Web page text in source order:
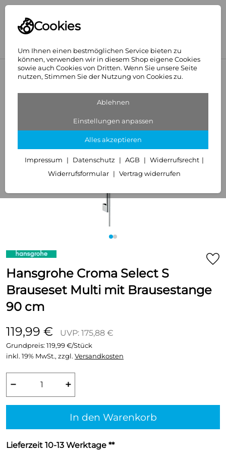
Cookies
Um Ihnen einen bestmöglichen Service bieten zu
können, verwenden wir in diesem Shop eigene Cookies
sowie auch Cookies von Dritten. Wenn Sie unsere Seite
nutzen, Stimmen Sie der Nutzung von Cookies zu.
Ablehnen
Einstellungen anpassen
Alles akzeptieren
Impressum Datenschutz AGB
Widerrufsrecht
Widerrufsformular
Vertrag widerrufen
Hansgrohe
Hansgrohe Croma Select S
Brauseset Multi mit Brausestange
90 cm
119,99 €
UVP: 175,88 €
Grundpreis: 119,99 €/Stück
inkl. 19% MwSt., zzgl. Versandkosten
− +
In den Warenkorb
Lieferzeit 10-13 Werktage **